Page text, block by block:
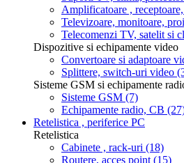
Amplificatoare ,
Televizoare, monitoare,
Telecomenzi TV, satelit si
Dispozitive si echipamente video
Convertoare si adaptoare
Splittere, switch-uri video
Sisteme GSM si echipamente
Sisteme GSM (7)
Echipamente radio, CB
Retelistica , periferice PC
Retelistica
Cabinete , rack-uri (18)
Routere, acces point (15)